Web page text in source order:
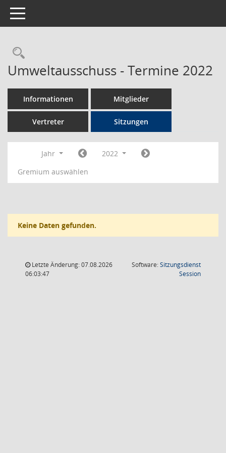
Toggle navigation
Rechercheauswahl
Umweltausschuss - Termine 2022
Informationen Mitglieder
Vertreter Sitzungen
Jahr
2022
Gremium auswählen
Keine Daten gefunden.
Letzte Änderung: 07.08.2026
06:03:47
Software:Sitzungsdienst
Session(Wird in